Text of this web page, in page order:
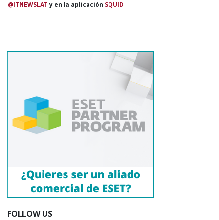
@ITNEWSLATy en la aplicación SQUID
FOLLOW US